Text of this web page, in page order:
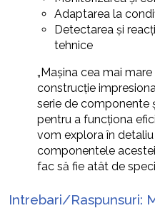
Adaptarea la
Detectarea și
tehnice
„Mașina cea mai
construcție
serie de componente
pentru a funcționa
vom explora în
componentele
fac să fie atât de
Intrebari/Raspunsuri: